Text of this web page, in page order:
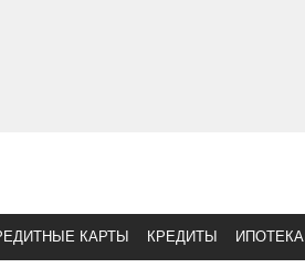
КАРТЫ КРЕДИТЫ ИПОТЕКА